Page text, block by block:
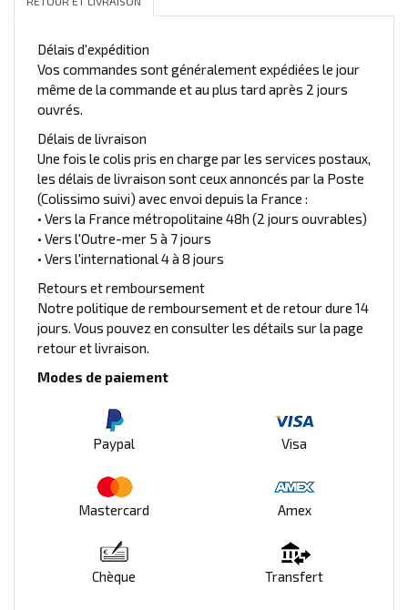
Délais d'expédition
Vos commandes sont généralement expédiées le jour
même de la commande et au plus tard après 2 jours
ouvrés.
Délais de livraison
Une fois le colis pris en charge par les services postaux,
les délais de livraison sont ceux annoncés par la Poste
(Colissimo suivi) avec envoi depuis la France :
• Vers la France métropolitaine 48h (2 jours ouvrables)
• Vers l'Outre-mer 5 à 7 jours
• Vers l'international 4 à 8 jours
Retours et remboursement
Notre politique de remboursement et de retour dure 14
jours. Vous pouvez en consulter les détails sur la page
retour et livraison.
Modes de paiement
Paypal Visa
Mastercard Amex
Chèque Transfert